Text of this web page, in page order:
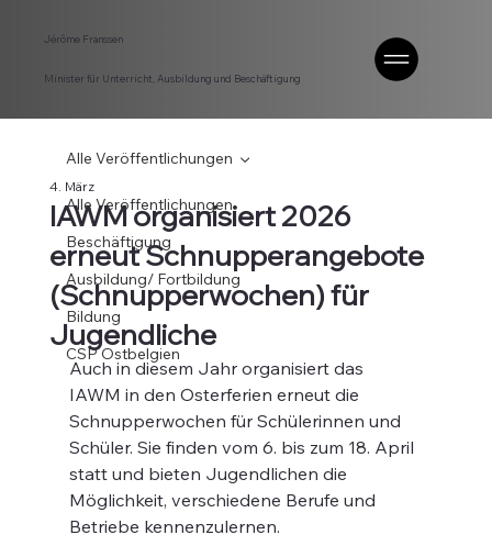
Minister für Unterricht, Ausbildung und Beschäftigung
Jérôme Franssen
Alle Veröffentlichungen
Beschäftigung
Ausbildung/ Fortbildung
Bildung
CSP Ostbelgien
Alle Veröffentlichungen
IAWM organisiert 2026
erneut Schnupperangebote
(Schnupperwochen) für
Jugendliche
4. März
Auch in diesem Jahr organisiert das
IAWM in den Osterferien erneut die
Schnupperwochen für Schülerinnen und
Schüler. Sie finden vom 6. bis zum 18. April
statt und bieten Jugendlichen die
Möglichkeit, verschiedene Berufe und
Betriebe kennenzulernen.